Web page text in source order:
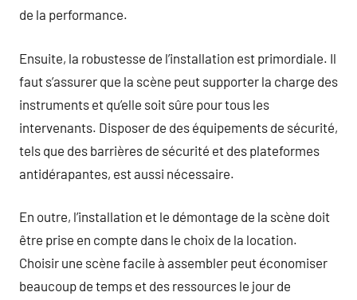
de la performance.
Ensuite, la robustesse de l’installation est primordiale. Il
faut s’assurer que la scène peut supporter la charge des
instruments et qu’elle soit sûre pour tous les
intervenants. Disposer de des équipements de sécurité,
tels que des barrières de sécurité et des plateformes
antidérapantes, est aussi nécessaire.
En outre, l’installation et le démontage de la scène doit
être prise en compte dans le choix de la location.
Choisir une scène facile à assembler peut économiser
beaucoup de temps et des ressources le jour de